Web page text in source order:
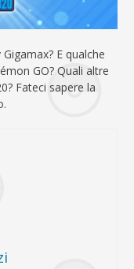
E qualche
GO? Quali altre
Fateci sapere la